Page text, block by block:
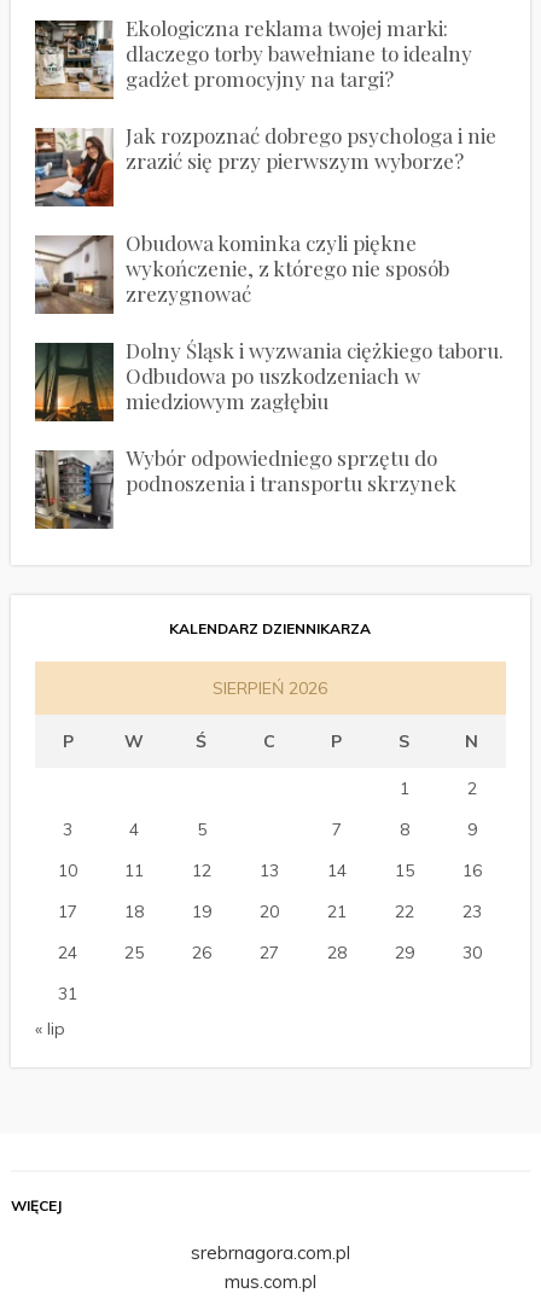
Ekologiczna reklama twojej marki:
dlaczego torby bawełniane to idealny
gadżet promocyjny na targi?
Jak rozpoznać dobrego psychologa i nie
zrazić się przy pierwszym wyborze?
Obudowa kominka czyli piękne
wykończenie, z którego nie sposób
zrezygnować
Dolny Śląsk i wyzwania ciężkiego taboru.
Odbudowa po uszkodzeniach w
miedziowym zagłębiu
Wybór odpowiedniego sprzętu do
podnoszenia i transportu skrzynek
KALENDARZ DZIENNIKARZA
SIERPIEŃ 2026
P W Ś C P S N
1
2
3
4 5 7 8
9
10
11 12 13 14 15
16
17
18 19 20 21 22
23
24
25 26 27 28 29
30
31
« lip
WIĘCEJ
srebrnagora.com.pl
mus.com.pl